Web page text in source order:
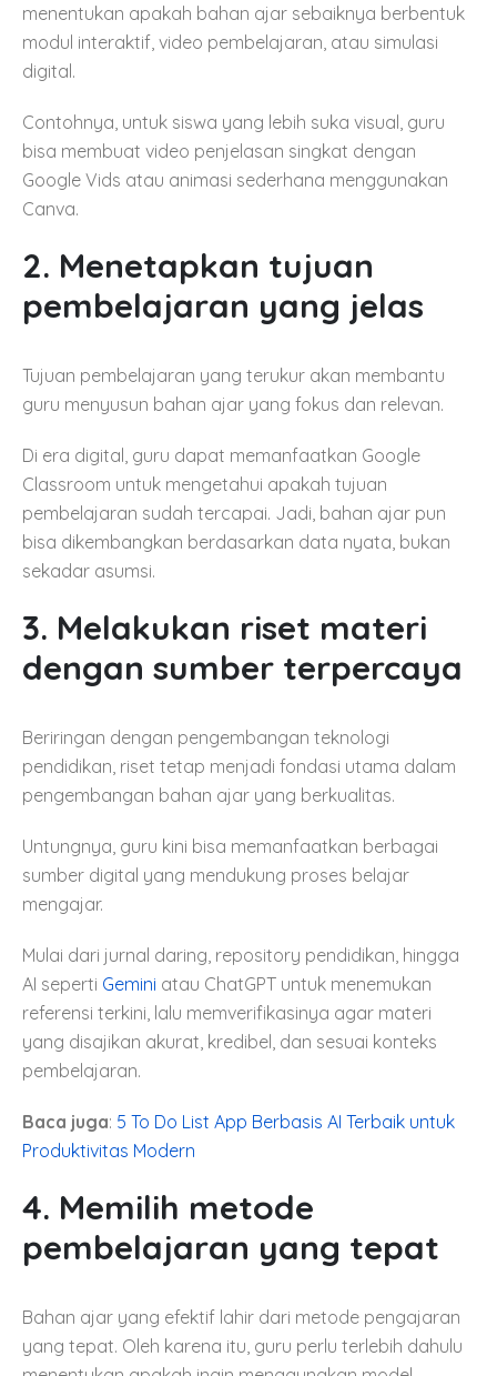
menentukan apakah bahan ajar sebaiknya berbentuk
modul interaktif, video pembelajaran, atau simulasi
digital.
Contohnya, untuk siswa yang lebih suka visual, guru
bisa membuat video penjelasan singkat dengan
Google Vids atau animasi sederhana menggunakan
Canva.
2. Menetapkan tujuan
pembelajaran yang jelas
Tujuan pembelajaran yang terukur akan membantu
guru menyusun bahan ajar yang fokus dan relevan.
Di era digital, guru dapat memanfaatkan Google
Classroom untuk mengetahui apakah tujuan
pembelajaran sudah tercapai. Jadi, bahan ajar pun
bisa dikembangkan berdasarkan data nyata, bukan
sekadar asumsi.
3. Melakukan riset materi
dengan sumber terpercaya
Beriringan dengan pengembangan teknologi
pendidikan, riset tetap menjadi fondasi utama dalam
pengembangan bahan ajar yang berkualitas.
Untungnya, guru kini bisa memanfaatkan berbagai
sumber digital yang mendukung proses belajar
mengajar.
Mulai dari jurnal daring, repository pendidikan, hingga
AI seperti Gemini atau ChatGPT untuk menemukan
referensi terkini, lalu memverifikasinya agar materi
yang disajikan akurat, kredibel, dan sesuai konteks
pembelajaran.
Baca juga: 5 To Do List App Berbasis AI Terbaik untuk
Produktivitas Modern
4. Memilih metode
pembelajaran yang tepat
Bahan ajar yang efektif lahir dari metode pengajaran
yang tepat. Oleh karena itu, guru perlu terlebih dahulu